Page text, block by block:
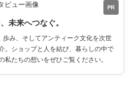
PR
未来へつなぐ。
み、そしてアンティーク文化を次世
。ショップと人を結び、暮らしの中で
私たちの想いをぜひご覧ください。